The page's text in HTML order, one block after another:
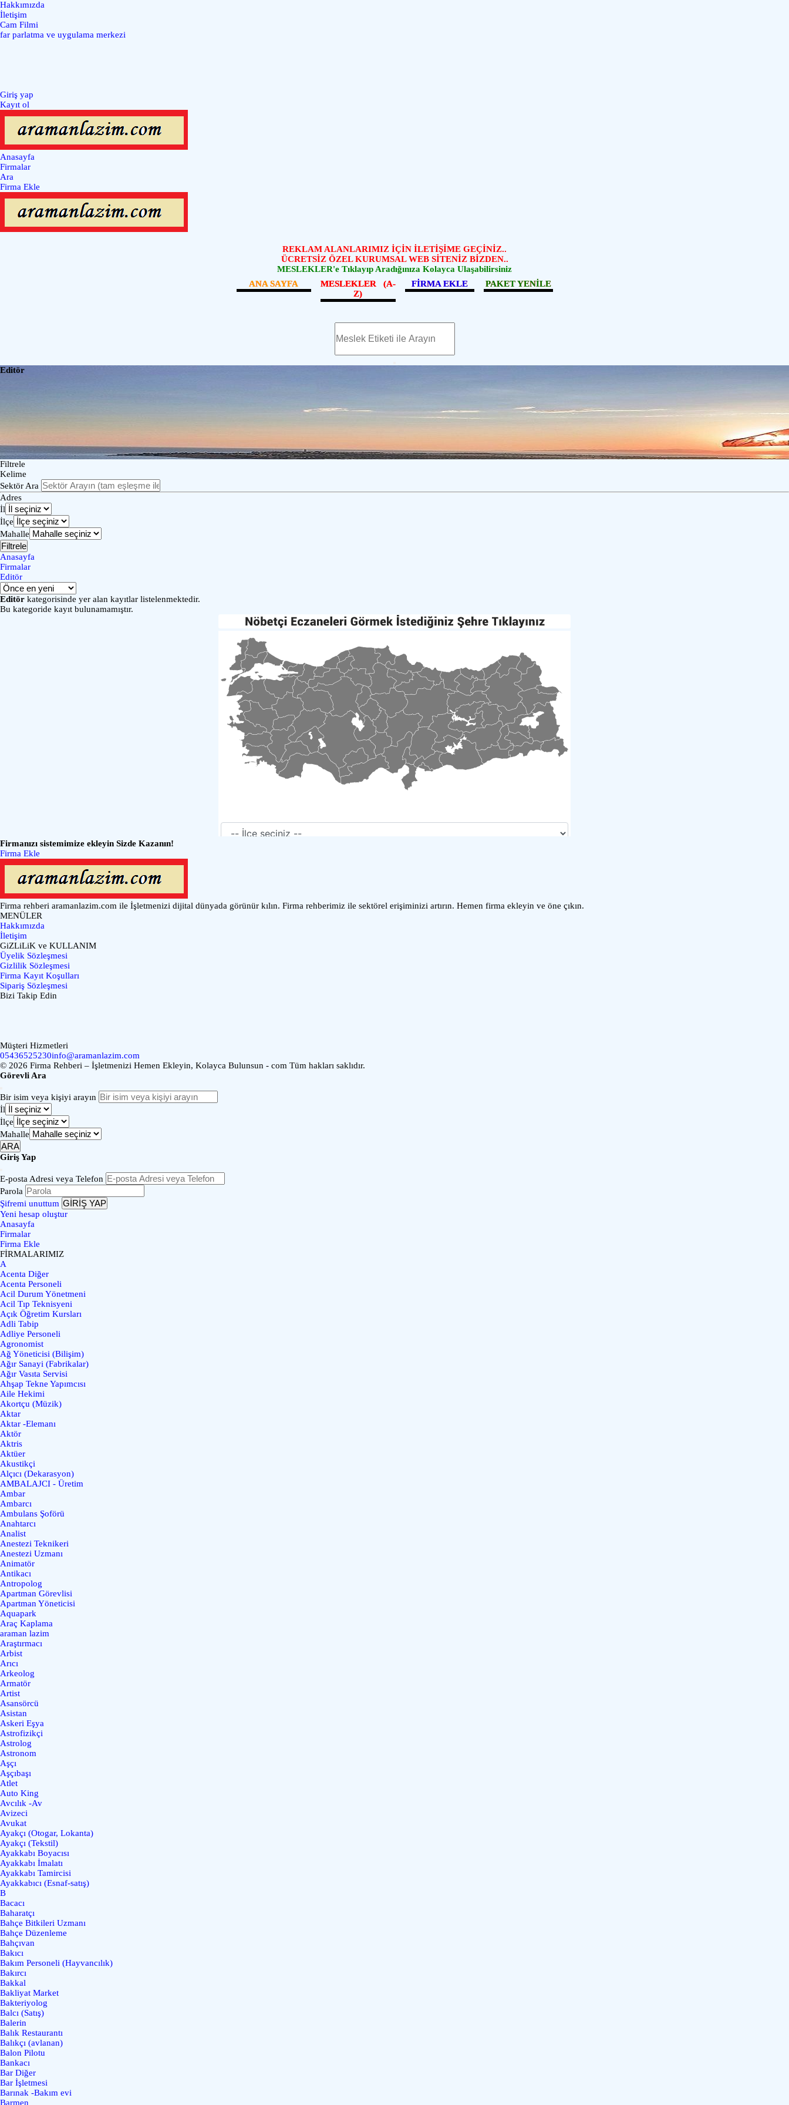
Hakkımızda
İletişim
Cam Filmi
far parlatma ve uygulama merkezi
Giriş yap
Kayıt ol
Anasayfa
Firmalar
Ara
Firma Ekle
REKLAM ALANLARIMIZ İÇİN İLETİŞİME GEÇİNİZ..
ÜCRETSİZ ÖZEL KURUMSAL WEB SİTENİZ BİZDEN..
MESLEKLER'e Tıklayıp Aradığınıza Kolayca Ulaşabilirsiniz
ANA SAYFA
MESLEKLER (A-
Z)
FİRMA EKLE PAKET YENİLE
Editör
Filtrele
Kelime
Sektör Ara
Adres
İl
İlçe
Mahalle
Filtrele
Anasayfa
Firmalar
Editör
Editör kategorisinde yer alan kayıtlar listelenmektedir.
Bu kategoride kayıt bulunamamıştır.
Firmanızı sistemimize ekleyin Sizde Kazanın!
Firma Ekle
Firma rehberi aramanlazim.com ile İşletmenizi dijital dünyada görünür kılın. Firma rehberimiz ile sektörel erişiminizi artırın. Hemen firma ekleyin ve öne çıkın.
MENÜLER
Hakkımızda
İletişim
GiZLiLiK ve KULLANIM
Üyelik Sözleşmesi
Gizlilik Sözleşmesi
Firma Kayıt Koşulları
Sipariş Sözleşmesi
Bizi Takip Edin
Müşteri Hizmetleri
05436525230info@aramanlazim.com
© 2026 Firma Rehberi – İşletmenizi Hemen Ekleyin, Kolayca Bulunsun - com Tüm hakları saklıdır.
Görevli Ara
Bir isim veya kişiyi arayın
İl
İlçe
Mahalle
ARA
Giriş Yap
E-posta Adresi veya Telefon
Parola
Şifremi unuttum GİRİŞ YAP
Yeni hesap oluştur
Anasayfa
Firmalar
Firma Ekle
FİRMALARIMIZ
A
Acenta Diğer
Acenta Personeli
Acil Durum Yönetmeni
Acil Tıp Teknisyeni
Açık Öğretim Kursları
Adli Tabip
Adliye Personeli
Agronomist
Ağ Yöneticisi (Bilişim)
Ağır Sanayi (Fabrikalar)
Ağır Vasıta Servisi
Ahşap Tekne Yapımcısı
Aile Hekimi
Akortçu (Müzik)
Aktar
Aktar -Elemanı
Aktör
Aktris
Aktüer
Akustikçi
Alçıcı (Dekarasyon)
AMBALAJCI - Üretim
Ambar
Ambarcı
Ambulans Şoförü
Anahtarcı
Analist
Anestezi Teknikeri
Anestezi Uzmanı
Animatör
Antikacı
Antropolog
Apartman Görevlisi
Apartman Yöneticisi
Aquapark
Araç Kaplama
araman lazim
Araştırmacı
Arbist
Arıcı
Arkeolog
Armatör
Artist
Asansörcü
Asistan
Askeri Eşya
Astrofizikçi
Astrolog
Astronom
Aşçı
Aşçıbaşı
Atlet
Auto King
Avcılık -Av
Avizeci
Avukat
Ayakçı (Otogar, Lokanta)
Ayakçı (Tekstil)
Ayakkabı Boyacısı
Ayakkabı İmalatı
Ayakkabı Tamircisi
Ayakkabıcı (Esnaf-satış)
B
Bacacı
Baharatçı
Bahçe Bitkileri Uzmanı
Bahçe Düzenleme
Bahçıvan
Bakıcı
Bakım Personeli (Hayvancılık)
Bakırcı
Bakkal
Bakliyat Market
Bakteriyolog
Balcı (Satış)
Balerin
Balık Restaurantı
Balıkçı (avlanan)
Balon Pilotu
Bankacı
Bar Diğer
Bar İşletmesi
Barınak -Bakım evi
Barmen